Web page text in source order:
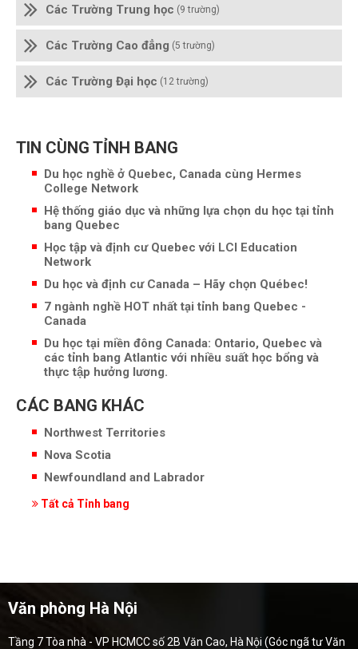
Các Trường Trung học (9 trường)
Các Trường Cao đẳng (5 trường)
Các Trường Đại học (12 trường)
TIN CÙNG TỈNH BANG
Du học nghề ở Quebec, Canada cùng Hermes
College Network
Hệ thống giáo dục và những lựa chọn du học tại tỉnh
bang Quebec
Học tập và định cư Quebec với LCI Education
Network
Du học và định cư Canada – Hãy chọn Québec!
7 ngành nghề HOT nhất tại tỉnh bang Quebec -
Canada
Du học tại miền đông Canada: Ontario, Quebec và
các tỉnh bang Atlantic với nhiều suất học bổng và
thực tập hưởng lương.
CÁC BANG KHÁC
Northwest Territories
Nova Scotia
Newfoundland and Labrador
Tất cả Tỉnh bang
Văn phòng Hà Nội
Tầng 7 Tòa nhà - VP HCMCC số 2B Văn Cao, Hà Nội (Góc ngã tư Văn